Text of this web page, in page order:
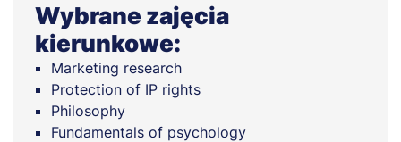
Wybrane zajęcia
kierunkowe:
Marketing research
Protection of IP rights
Philosophy
Fundamentals of psychology